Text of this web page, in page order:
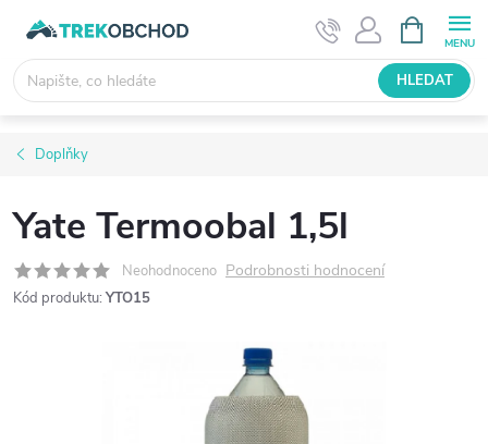
obsah
NÁKUPNÍ
KOŠÍK
HLEDAT
Doplňky
Yate Termoobal 1,5l
Neohodnoceno Podrobnosti hodnocení
Kód produktu: YTO15